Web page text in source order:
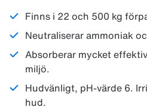
Finns i 22 och 500 kg
Neutraliserar ammoniak
Absorberar mycket
miljö.
Hudvänligt, pH-värde 6.
hud.